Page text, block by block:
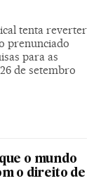
tenta reverter
prenunciado
para as
de setembro
o mundo
o direito de